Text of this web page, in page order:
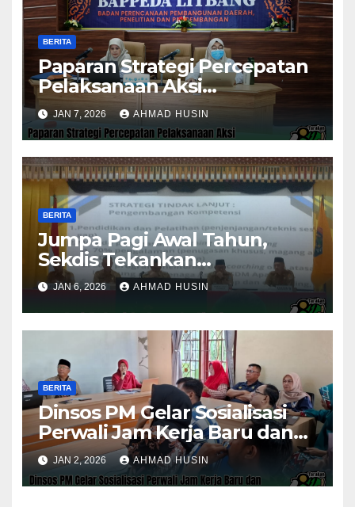
BERITA
Paparan Strategi Percepatan
Pelaksanaan Aksi
Konvergensi Penurunan
Stunting 2025
JAN 7, 2026 AHMAD HUSIN
BERITA
Jumpa Pagi Awal Tahun,
Sekdis Tekankan
Pengawasan Aset dan
Evaluasi Kinerja
Pemerintahan
JAN 6, 2026 AHMAD HUSIN
BERITA
Dinsos PM Gelar Sosialisasi
Perwali Jam Kerja Baru dan
Kinerja Tahun 2026
JAN 2, 2026 AHMAD HUSIN